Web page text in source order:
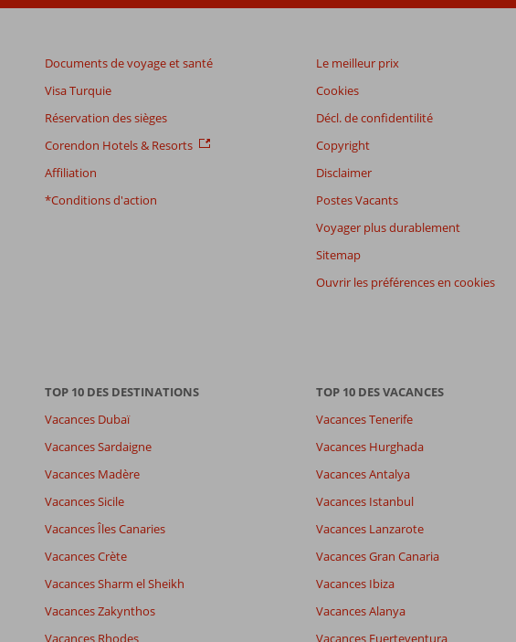
Manger
7,9
Chambres
Qualité-wifi 6,1
Tous
datum (nieuw > oud)
Documents de voyage et santé
Visa Turquie
Réservation des sièges
Corendon Hotels & Resorts
Affiliation
*Conditions d'action
Le meilleur prix
Cookies
Décl. de confidentilité
Copyright
Disclaimer
Postes Vacants
Voyager plus durablement
Sitemap
Ouvrir les préférences en cookies
TOP 10 DES DESTINATIONS
Vacances Dubaï
Vacances Sardaigne
Vacances Madère
Vacances Sicile
Vacances Îles Canaries
Vacances Crète
Vacances Sharm el Sheikh
Vacances Zakynthos
Vacances Rhodes
TOP 10 DES VACANCES
Vacances Tenerife
Vacances Hurghada
Vacances Antalya
Vacances Istanbul
Vacances Lanzarote
Vacances Gran Canaria
Vacances Ibiza
Vacances Alanya
Vacances Fuerteventura